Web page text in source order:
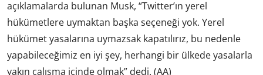
açıklamalarda bulunan Musk, “Twitter’ın yerel
hükümetlere uymaktan başka seçeneği yok. Yerel
hükümet yasalarına uymazsak kapatılırız, bu nedenle
yapabileceğimiz en iyi şey, herhangi bir ülkede yasalarla
yakın çalışma içinde olmak” dedi. (AA)